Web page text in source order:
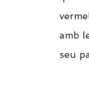
amb
seu